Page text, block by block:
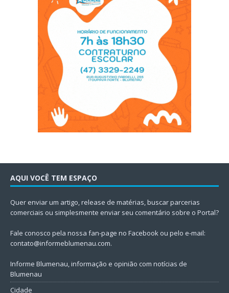
AQUI VOCÊ TEM ESPAÇO
Quer enviar um artigo, release de matérias, buscar parcerias
comerciais ou simplesmente enviar seu comentário sobre o Portal?
Fale conosco pela nossa fan-page no Facebook ou pelo e-mail:
contato@informeblumenau.com.
Informe Blumenau, informação e opinião com notícias de
Blumenau
Cidade